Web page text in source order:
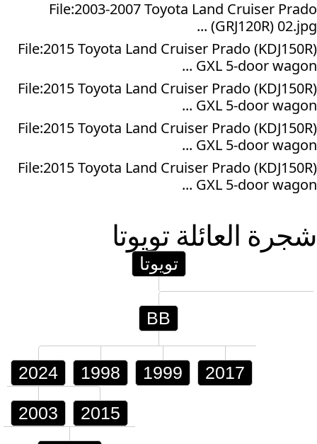
File:2003-2007 Toyota Land Cruiser Prado
(GRJ120R) 02.jpg ...
File:2015 Toyota Land Cruiser Prado (KDJ150R)
GXL 5-door wagon ...
File:2015 Toyota Land Cruiser Prado (KDJ150R)
GXL 5-door wagon ...
File:2015 Toyota Land Cruiser Prado (KDJ150R)
GXL 5-door wagon ...
File:2015 Toyota Land Cruiser Prado (KDJ150R)
GXL 5-door wagon ...
شجرة العائلة تويوتا
تويوتا
BB
2024 1998 1999 2017
2003 2015